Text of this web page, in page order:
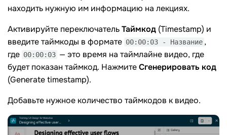
находить нужную им информацию на лекциях.
Активируйте переключательТаймкод (Timestamp) и
введите таймкоды в формате 00:00:03 - Название ,
где 00:00:03 — это время на таймлайне видео, где
будет показан таймкод. НажмитеСгенерировать код
(Generate timestamp).
Добавьте нужное количество таймкодов к видео.